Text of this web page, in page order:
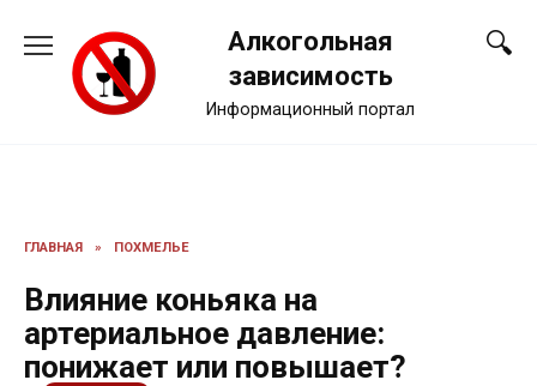
содержанию
Алкогольная
зависимость
Информационный портал
ГЛАВНАЯ » ПОХМЕЛЬЕ
Влияние коньяка на
артериальное давление:
понижает или повышает?